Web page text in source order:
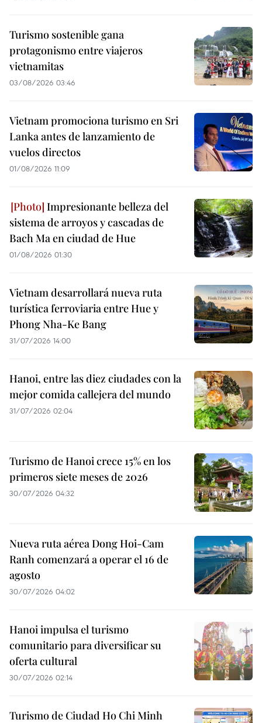
Turismo sostenible gana
protagonismo entre viajeros
vietnamitas
03/08/2026 03:46
Vietnam promociona turismo en Sri
Lanka antes de lanzamiento de
vuelos directos
01/08/2026 11:09
Impresionante belleza del
sistema de arroyos y cascadas de
Bach Ma en ciudad de Hue
01/08/2026 01:30
Vietnam desarrollará nueva ruta
turística ferroviaria entre Hue y
Phong Nha-Ke Bang
31/07/2026 14:00
Hanoi, entre las diez ciudades con la
mejor comida callejera del mundo
31/07/2026 02:04
Turismo de Hanoi crece 15% en los
primeros siete meses de 2026
30/07/2026 04:32
Nueva ruta aérea Dong Hoi-Cam
Ranh comenzará a operar el 16 de
agosto
30/07/2026 04:02
Hanoi impulsa el turismo
comunitario para diversificar su
oferta cultural
30/07/2026 02:14
Turismo de Ciudad Ho Chi Minh